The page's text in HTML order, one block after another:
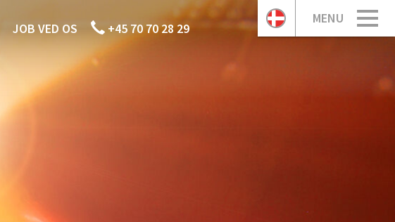
MENU
JOB VED OS +45 70 70 28 29